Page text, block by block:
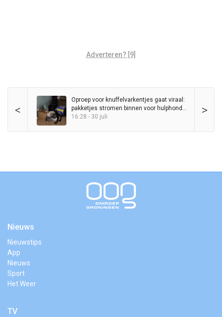
Adverteren? [9]
< >
Oproep voor knuffelvarkentjes gaat viraal:
pakketjes stromen binnen voor hulphond
Entli
16:28 - 30 juli
Nieuws
Nieuwstips
App
Nieuws
Sport
Het Weer
TV